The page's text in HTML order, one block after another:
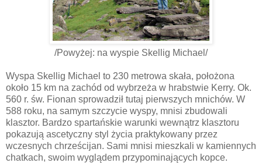
/Powyżej: na wyspie Skellig Michael/
Wyspa Skellig Michael to 230 metrowa skała, położona
około 15 km na zachód od wybrzeża w hrabstwie Kerry. Ok.
560 r. św. Fionan sprowadził tutaj pierwszych mnichów. W
588 roku, na samym szczycie wyspy, mnisi zbudowali
klasztor. Bardzo spartańskie warunki wewnątrz klasztoru
pokazują ascetyczny styl życia praktykowany przez
wczesnych chrześcijan. Sami mnisi mieszkali w kamiennych
chatkach, swoim wyglądem przypominających kopce.